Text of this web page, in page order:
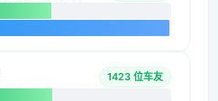
1423 位车友